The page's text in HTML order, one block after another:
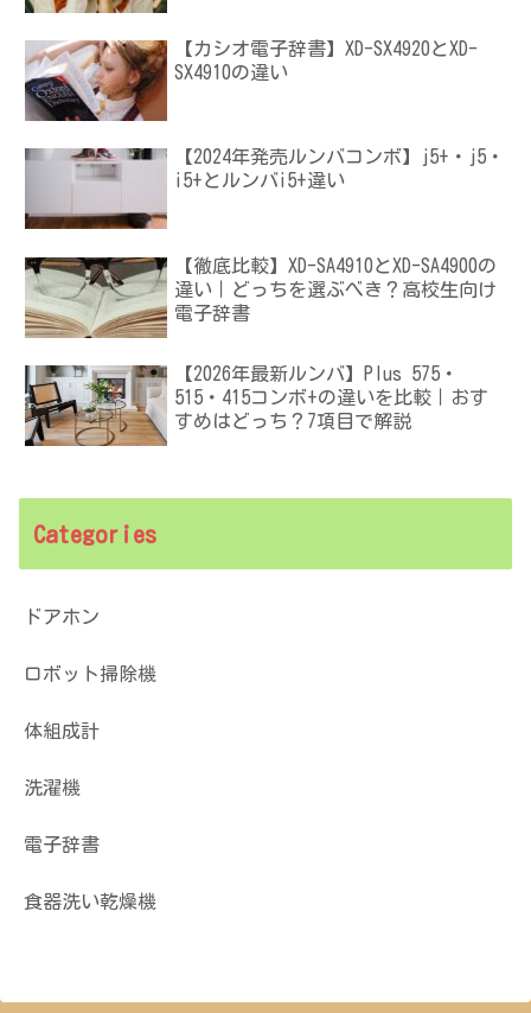
【カシオ電子辞書】XD-SX4920とXD-
SX4910の違い
【2024年発売ルンバコンボ】j5+・j5・
i5+とルンバi5+違い
【徹底比較】XD-SA4910とXD-SA4900の
違い｜どっちを選ぶべき？高校生向け
電子辞書
【2026年最新ルンバ】Plus 575・
515・415コンボ+の違いを比較｜おす
すめはどっち？7項目で解説
Categories
ドアホン
ロボット掃除機
体組成計
洗濯機
電子辞書
食器洗い乾燥機